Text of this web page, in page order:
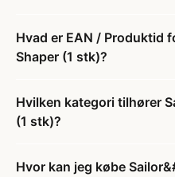
Hvad er EAN / Produktid
Shaper (1 stk)?
Hvilken kategori tilhører
(1 stk)?
Hvor kan jeg købe